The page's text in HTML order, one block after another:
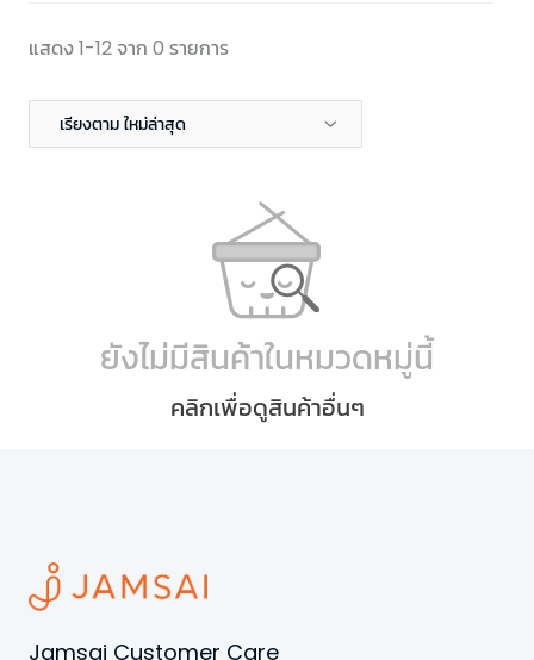
แสดง 1-12 จาก 0 รายการ
เรียงตาม ใหม่ล่าสุด
ยังไม่มีสินค้าในหมวดหมู่นี้
คลิกเพื่อดูสินค้าอื่นๆ
Jamsai Customer Care